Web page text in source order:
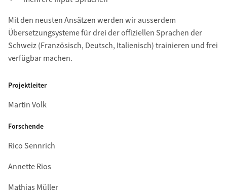
Mit den neusten Ansätzen werden wir ausserdem
Übersetzungsysteme für drei der offiziellen Sprachen der
Schweiz (Französisch, Deutsch, Italienisch) trainieren und frei
verfügbar machen.
Projektleiter
Martin Volk
Forschende
Rico Sennrich
Annette Rios
Mathias Müller